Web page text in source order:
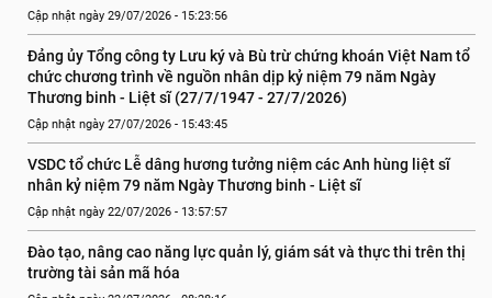
Cập nhật ngày 29/07/2026 - 15:23:56
Đảng ủy Tổng công ty Lưu ký và Bù trừ chứng khoán Việt Nam tổ
chức chương trình về nguồn nhân dịp kỷ niệm 79 năm Ngày
Thương binh - Liệt sĩ (27/7/1947 - 27/7/2026)
Cập nhật ngày 27/07/2026 - 15:43:45
VSDC tổ chức Lễ dâng hương tưởng niệm các Anh hùng liệt sĩ
nhân kỷ niệm 79 năm Ngày Thương binh - Liệt sĩ
Cập nhật ngày 22/07/2026 - 13:57:57
Đào tạo, nâng cao năng lực quản lý, giám sát và thực thi trên thị
trường tài sản mã hóa